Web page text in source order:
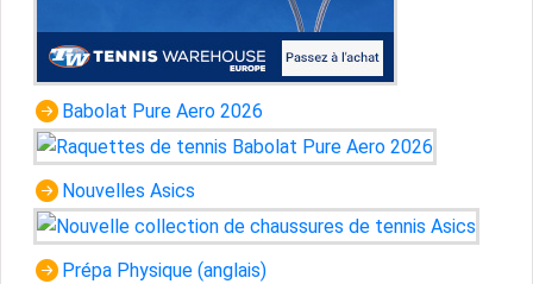
Babolat Pure Aero 2026
Nouvelles Asics
Prépa Physique (anglais)